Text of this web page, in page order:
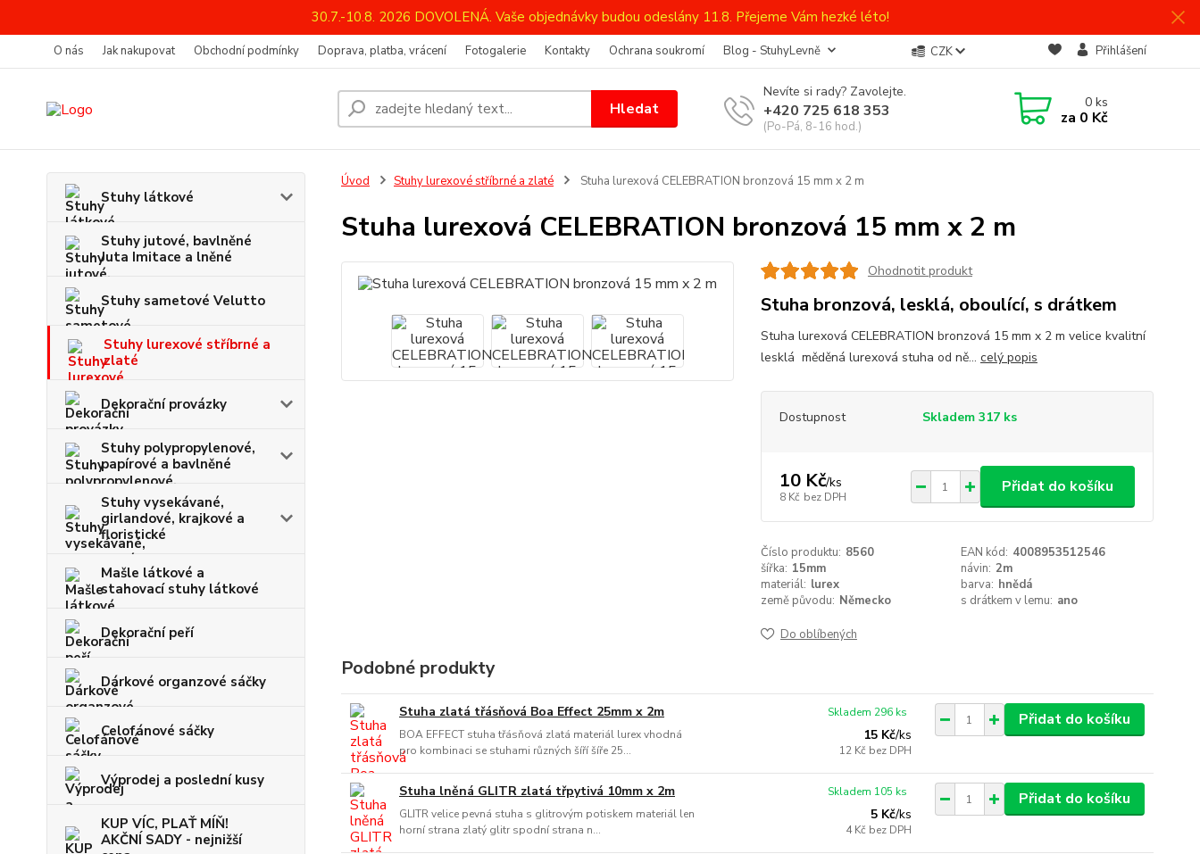
30.7.-10.8. 2026 DOVOLENÁ. Vaše objednávky budou odeslány 11.8. Přejeme Vám hezké léto!
O nás Jak nakupovat Obchodní podmínky Doprava, platba, vrácení Fotogalerie Kontakty Ochrana soukromí Blog - StuhyLevně CZK Přihlášení
Hledat
Nevíte si rady? Zavolejte.
+420 725 618 353
(Po-Pá, 8-16 hod.)
0ks
za 0 Kč
Stuhy látkové
Stuhy jutové, bavlněné
Juta Imitace a lněné
Stuhy sametové Velutto
Stuhy lurexové stříbrné a
zlaté
Dekorační provázky
Stuhy polypropylenové,
papírové a bavlněné
Stuhy vysekávané,
girlandové, krajkové a
floristické
Mašle látkové a
stahovací stuhy látkové
Dekorační peří
Dárkové organzové sáčky
Celofánové sáčky
Výprodej a poslední kusy
KUP VÍC, PLAŤ MÍŇ!
AKČNÍ SADY - nejnižší
Úvod Stuhy lurexové stříbrné a zlaté Stuha lurexová CELEBRATION bronzová 15 mm x 2 m
Stuha lurexová CELEBRATION bronzová 15 mm x 2 m
Ohodnotit produkt
Stuha bronzová, lesklá, oboulící, s drátkem
Stuha lurexová CELEBRATION bronzová 15 mm x 2 m velice kvalitní
lesklá měděná lurexová stuha od ně... celý popis
Dostupnost Skladem 317 ks
10 Kč/ks
8 Kč bez DPH
Přidat do košíku
Číslo produktu: 8560 EAN kód: 4008953512546
šířka: 15mm návin: 2m
materiál: lurex barva: hnědá
země původu: Německo s drátkem v lemu: ano
Do oblíbených
Podobné produkty
Stuha zlatá třásňová Boa Effect 25mm x 2m
BOA EFFECT stuha třásňová zlatá materiál lurex vhodná
pro kombinaci se stuhami různých šíří šíře 25...
15 Kč/ks
12 Kč bez DPH
Skladem 296 ks Přidat do košíku
Stuha lněná GLITR zlatá třpytivá 10mm x 2m
GLITR velice pevná stuha s glitrovým potiskem materiál len
horní strana zlatý glitr spodní strana n...
5 Kč/ks
4 Kč bez DPH
Skladem 105 ks Přidat do košíku